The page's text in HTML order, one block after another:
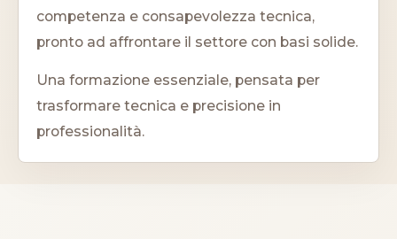
competenza e consapevolezza tecnica,
pronto ad affrontare il settore con basi solide.
Una formazione essenziale, pensata per
trasformare tecnica e precisione in
professionalità.